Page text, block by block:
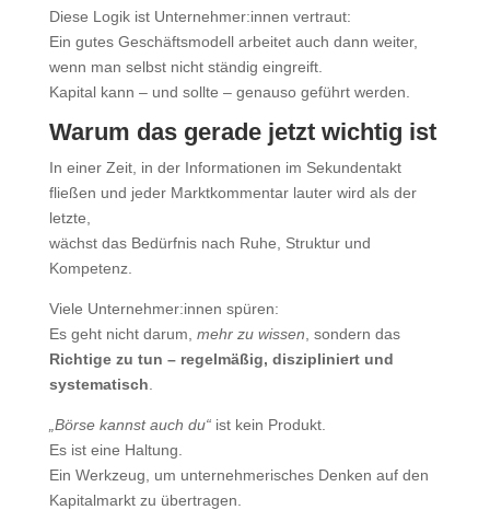
Diese Logik ist Unternehmer:innen vertraut:
Ein gutes Geschäftsmodell arbeitet auch dann weiter,
wenn man selbst nicht ständig eingreift.
Kapital kann – und sollte – genauso geführt werden.
Warum das gerade jetzt wichtig ist
In einer Zeit, in der Informationen im Sekundentakt
fließen und jeder Marktkommentar lauter wird als der
letzte,
wächst das Bedürfnis nach Ruhe, Struktur und
Kompetenz.
Viele Unternehmer:innen spüren:
Es geht nicht darum, mehr zu wissen , sondern das
Richtige zu tun – regelmäßig, diszipliniert und
systematisch
„Börse kannst auch du“ist kein Produkt.
Es ist eine Haltung.
Ein Werkzeug, um unternehmerisches Denken auf den
Kapitalmarkt zu übertragen.